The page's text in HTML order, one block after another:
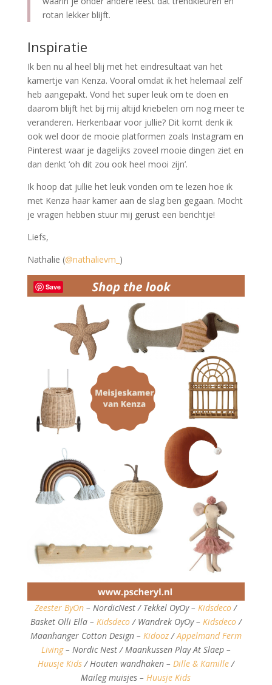
rotan lekker blijft.
Inspiratie
Ik ben nu al heel blij met het eindresultaat van het
kamertje van Kenza. Vooral omdat ik het helemaal zelf
heb aangepakt. Vond het super leuk om te doen en
daarom blijft het bij mij altijd kriebelen om nog meer te
veranderen. Herkenbaar voor jullie? Dit komt denk ik
ook wel door de mooie platformen zoals Instagram en
Pinterest waar je dagelijks zoveel mooie dingen ziet en
dan denkt ‘oh dit zou ook heel mooi zijn’.
Ik hoop dat jullie het leuk vonden om te lezen hoe ik
met Kenza haar kamer aan de slag ben gegaan. Mocht
je vragen hebben stuur mij gerust een berichtje!
Liefs,
Nathalie (@nathalievm_ )
Zeester ByOn – NordicNest / Tekkel OyOy –Kidsdeco/
Basket Olli Ella – Kidsdeco/ Wandrek OyOy – Kidsdeco/
Maanhanger Cotton Design – Kidooz/Appelmand Ferm
Living– Nordic Nest / Maankussen Play At Slaep –
Huusje Kids/ Houten wandhaken – Dille & Kamille/
Maileg muisjes –Huusje Kids
Save